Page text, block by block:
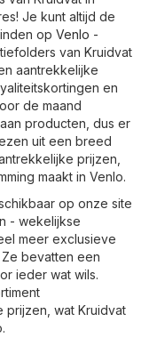
Je kunt altijd de
op Venlo -
van Kruidvat
aantrekkelijke
en
de maand
producten, dus er
uit een breed
prijzen,
maakt in Venlo.
op onze site
- wekelijkse
meer exclusieve
bevatten een
ieder wat wils.
prijzen, wat Kruidvat